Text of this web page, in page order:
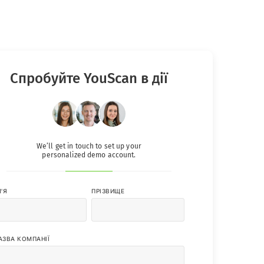
Спробуйте YouScan в дії
ПРІЗВИЩЕ
КОМПАНІЇ
We’ll get in touch to set up your
personalized demo account.